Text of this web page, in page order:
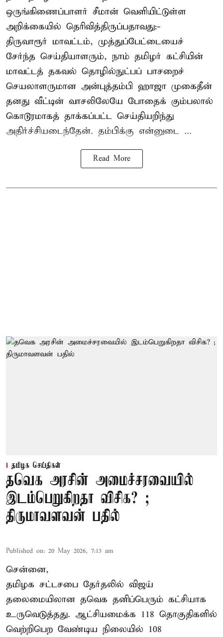
ஒருங்கிணைப்பாளர் சீமான் வெளியிட்டுள்ள
அறிக்கையில் தெரிவித்திருப்பதாவது:-
திருவாரூர் மாவட்டம், முத்துப்பேட்டையைச்
சேர்ந்த செய்தியாளரும், நாம் தமிழர் கட்சியின்
மாவட்டத் தகவல் தொழில்நுட்பப் பாசறைச்
செயலாளருமான அன்புத்தம்பி ஹாஜா முகைதீன்
தனது வீட்டின் வாசலிலேயே போதைக் கும்பலால்
கொடூரமாகத் தாக்கப்பட்ட செய்தியறிந்து
அதிர்ச்சியடைந்தேன். தம்பிக்கு என்னுடை ...
Read More
தமிழக செய்திகள்
தவெக அரசின் அமைச்சரவையில்
இடம்பெறுகிறதா விசிக? ;
திருமாவளவன் பதில்
Published on: 20 May 2026, 7:13 am
சென்னை,
தமிழக சட்டசபை தேர்தலில் விஜய்
தலைமையிலான தவெக தனிப்பெரும் கட்சியாக
உருவெடுத்தது. ஆட்சியமைக்க 118 தொகுதிகளில்
வெற்றிபெற வேண்டிய நிலையில் 108